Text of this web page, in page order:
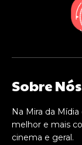
Sobre
Na Mira da
melhor e mais
cinema e geral.